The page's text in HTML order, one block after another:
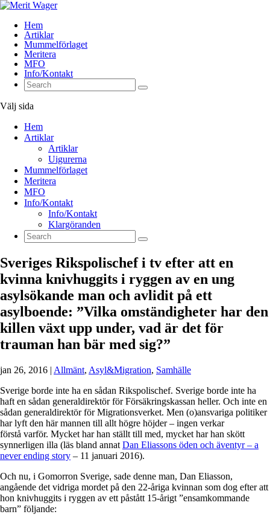
Hem
Artiklar
Mummelförlaget
Meritera
MFO
Info/Kontakt
Välj sida
Hem
Artiklar
Artiklar
Uigurerna
Mummelförlaget
Meritera
MFO
Info/Kontakt
Info/Kontakt
Klargöranden
Sveriges Rikspolischef i tv efter att en
kvinna knivhuggits i ryggen av en ung
asylsökande man och avlidit på ett
asylboende: ”Vilka omständigheter har den
killen växt upp under, vad är det för
trauman han bär med sig?”
jan 26, 2016 | Allmänt, Asyl&Migration, Samhälle
Sverige borde inte ha en sådan Rikspolischef. Sverige borde inte ha
haft en sådan generaldirektör för Försäkringskassan heller. Och inte en
sådan generaldirektör för Migrationsverket. Men (o)ansvariga politiker
har lyft den här mannen till allt högre höjder – ingen verkar
förstå varför. Mycket har han ställt till med, mycket har han skött
synnerligen illa (läs bland annat Dan Eliassons öden och äventyr – a
never ending story – 11 januari 2016).
Och nu, i Gomorron Sverige, sade denne man, Dan Eliasson,
angående det vidriga mordet på den 22-åriga kvinnan som dog efter att
hon knivhuggits i ryggen av ett påstått 15-årigt ”ensamkommande
barn” följande: